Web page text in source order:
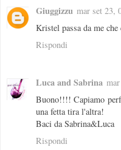
Giuggizzu mar set 23,
Kristel passa da me
Rispondi
Luca and Sabrina
Buono!!!! Capiamo
una fetta tira l'altra!
Baci da Sabrina&Luca
Rispondi